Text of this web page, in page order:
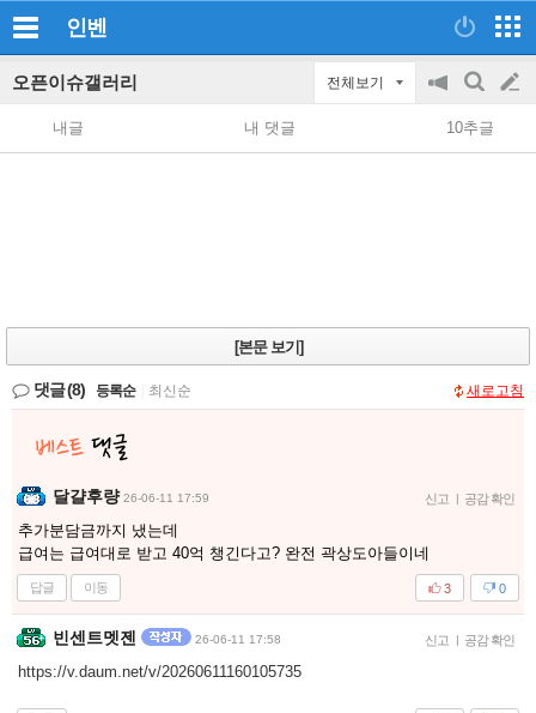
인벤
오픈이슈갤러리 전체보기
공
지
on/off
검
색
글
쓰
내글 내 댓글 10추글
[본문 보기]
댓글(8) 등록순 최신순 새로고침
달걀후량 26-06-11 17:59 신고 | 공감 확인
추가분담금까지 냈는데
급여는 급여대로 받고 40억 챙긴다고? 완전 곽상도아들이네
답글 이동 0
3
빈센트멧젠 26-06-11 17:58 신고 | 공감 확인
https://v.daum.net/v/20260611160105735